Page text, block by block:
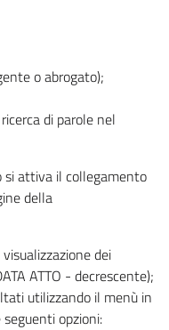
o abrogato);
di parole nel
si attiva il collegamento
della
dei
ATTO - decrescente);
utilizzando il menù in
opzioni: